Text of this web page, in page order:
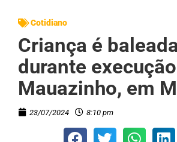
Cotidiano
Criança é
durante
Mauazinho, em
23/07/2024 8:10 pm